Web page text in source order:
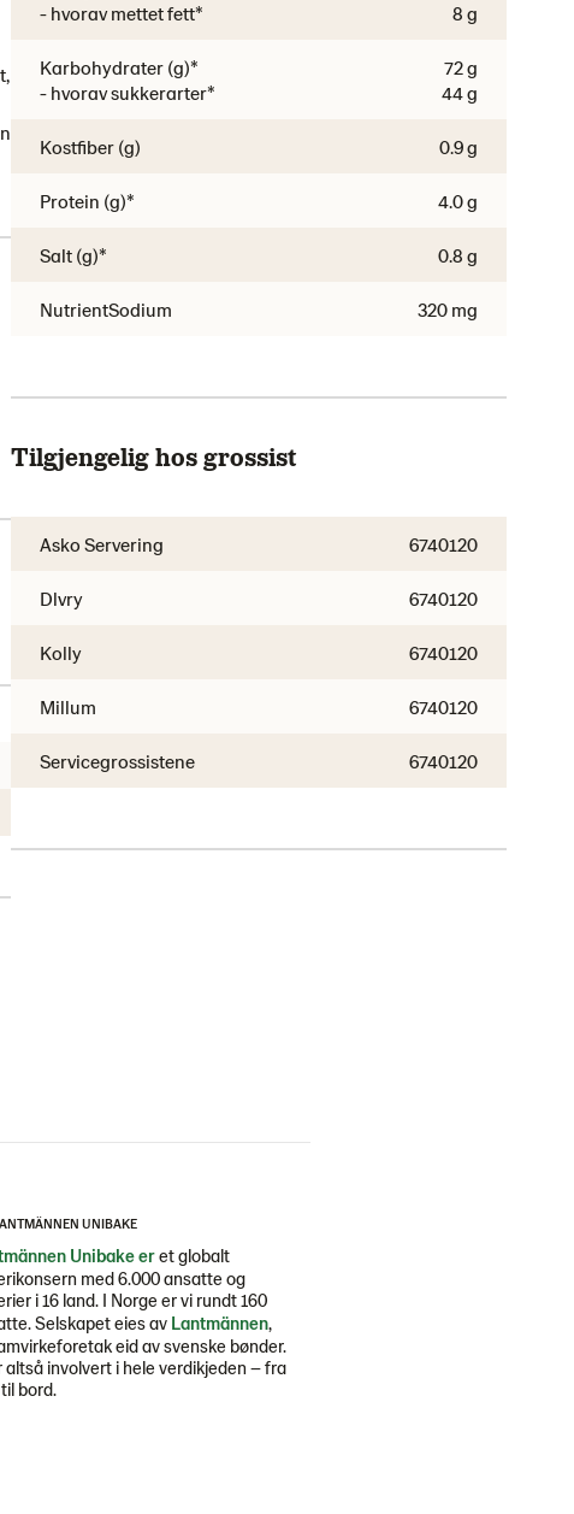
- hvorav mettet fett*
8 g
Karbohydrater (g)*
- hvorav sukkerarter*
72 g
44 g
Kostfiber (g) 0.9 g
Protein (g)* 4.0 g
Salt (g)* 0.8 g
NutrientSodium 320 mg
Tilgjengelig hos grossist
Asko Servering 6740120
Dlvry 6740120
Kolly 6740120
Millum 6740120
Servicegrossistene 6740120
UNIBAKE
Unibake eret globalt
med 6.000 ansatte og
i 16 land. I Norge er vi rundt 160
Selskapet eies av Lantmännen,
eid av svenske bønder.
altså involvert i hele verdikjeden – fra
bord.